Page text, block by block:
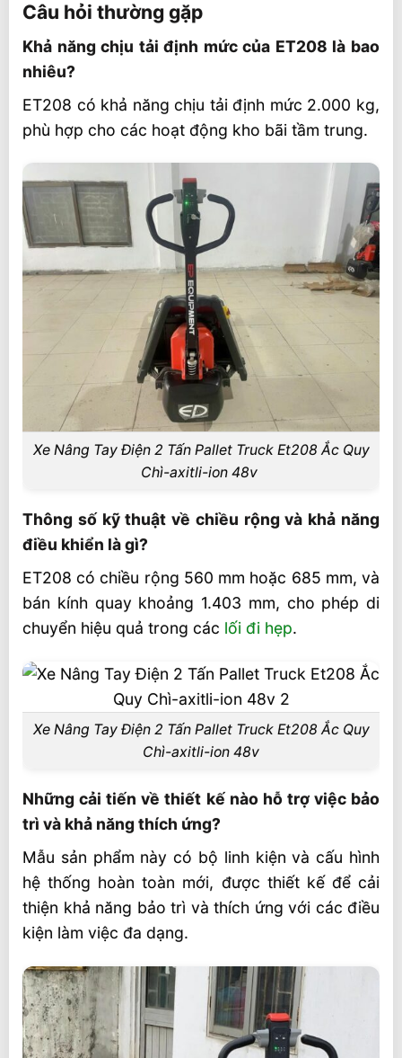
Câu hỏi thường gặp
Khả năng chịu tải định mức của ET208 là bao
nhiêu?
ET208 có khả năng chịu tải định mức 2.000 kg,
phù hợp cho các hoạt động kho bãi tầm trung.
Xe Nâng Tay Điện 2 Tấn Pallet Truck Et208 Ắc Quy
Chì-axitli-ion 48v
Thông số kỹ thuật về chiều rộng và khả năng
điều khiển là gì?
ET208 có chiều rộng 560 mm hoặc 685 mm, và
bán kính quay khoảng 1.403 mm, cho phép di
chuyển hiệu quả trong các lối đi hẹp.
Xe Nâng Tay Điện 2 Tấn Pallet Truck Et208 Ắc Quy
Chì-axitli-ion 48v
Những cải tiến về thiết kế nào hỗ trợ việc bảo
trì và khả năng thích ứng?
Mẫu sản phẩm này có bộ linh kiện và cấu hình
hệ thống hoàn toàn mới, được thiết kế để cải
thiện khả năng bảo trì và thích ứng với các điều
kiện làm việc đa dạng.